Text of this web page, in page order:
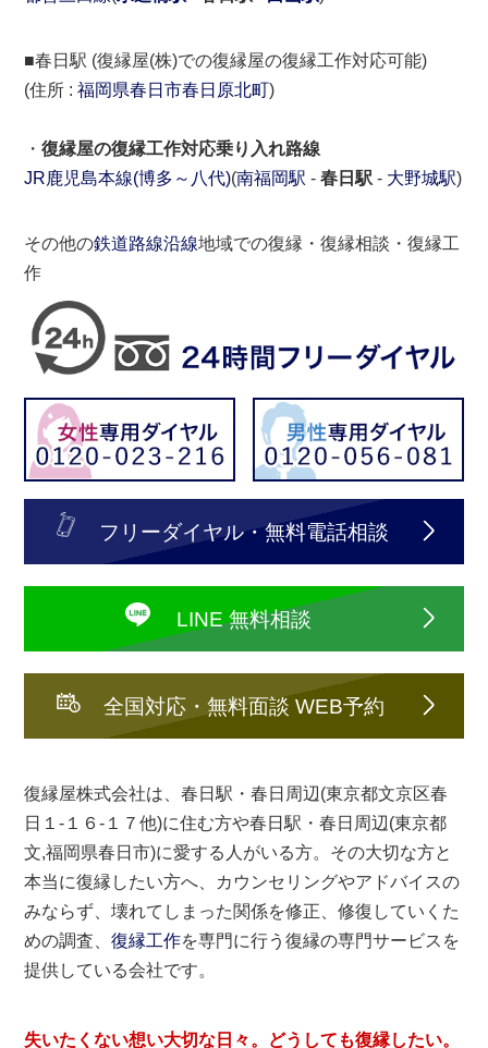
■春日駅 (復縁屋(株)での復縁屋の復縁工作対応可能)
(住所 :福岡県春日市春日原北町)
・復縁屋の復縁工作対応乗り入れ路線
JR鹿児島本線(博多～八代)(南福岡駅 -春日駅 - 大野城駅)
その他の鉄道路線沿線地域での復縁・復縁相談・復縁工
作
フリーダイヤル・無料電話相談
LINE 無料相談
全国対応・無料面談 WEB予約
復縁屋株式会社は、春日駅・春日周辺(東京都文京区春
日１-１６-１７他)に住む方や春日駅・春日周辺(東京都
文,福岡県春日市)に愛する人がいる方。その大切な方と
本当に復縁したい方へ、カウンセリングやアドバイスの
みならず、壊れてしまった関係を修正、修復していくた
めの調査、復縁工作を専門に行う復縁の専門サービスを
提供している会社です。
失いたくない想い大切な日々。どうしても復縁したい。